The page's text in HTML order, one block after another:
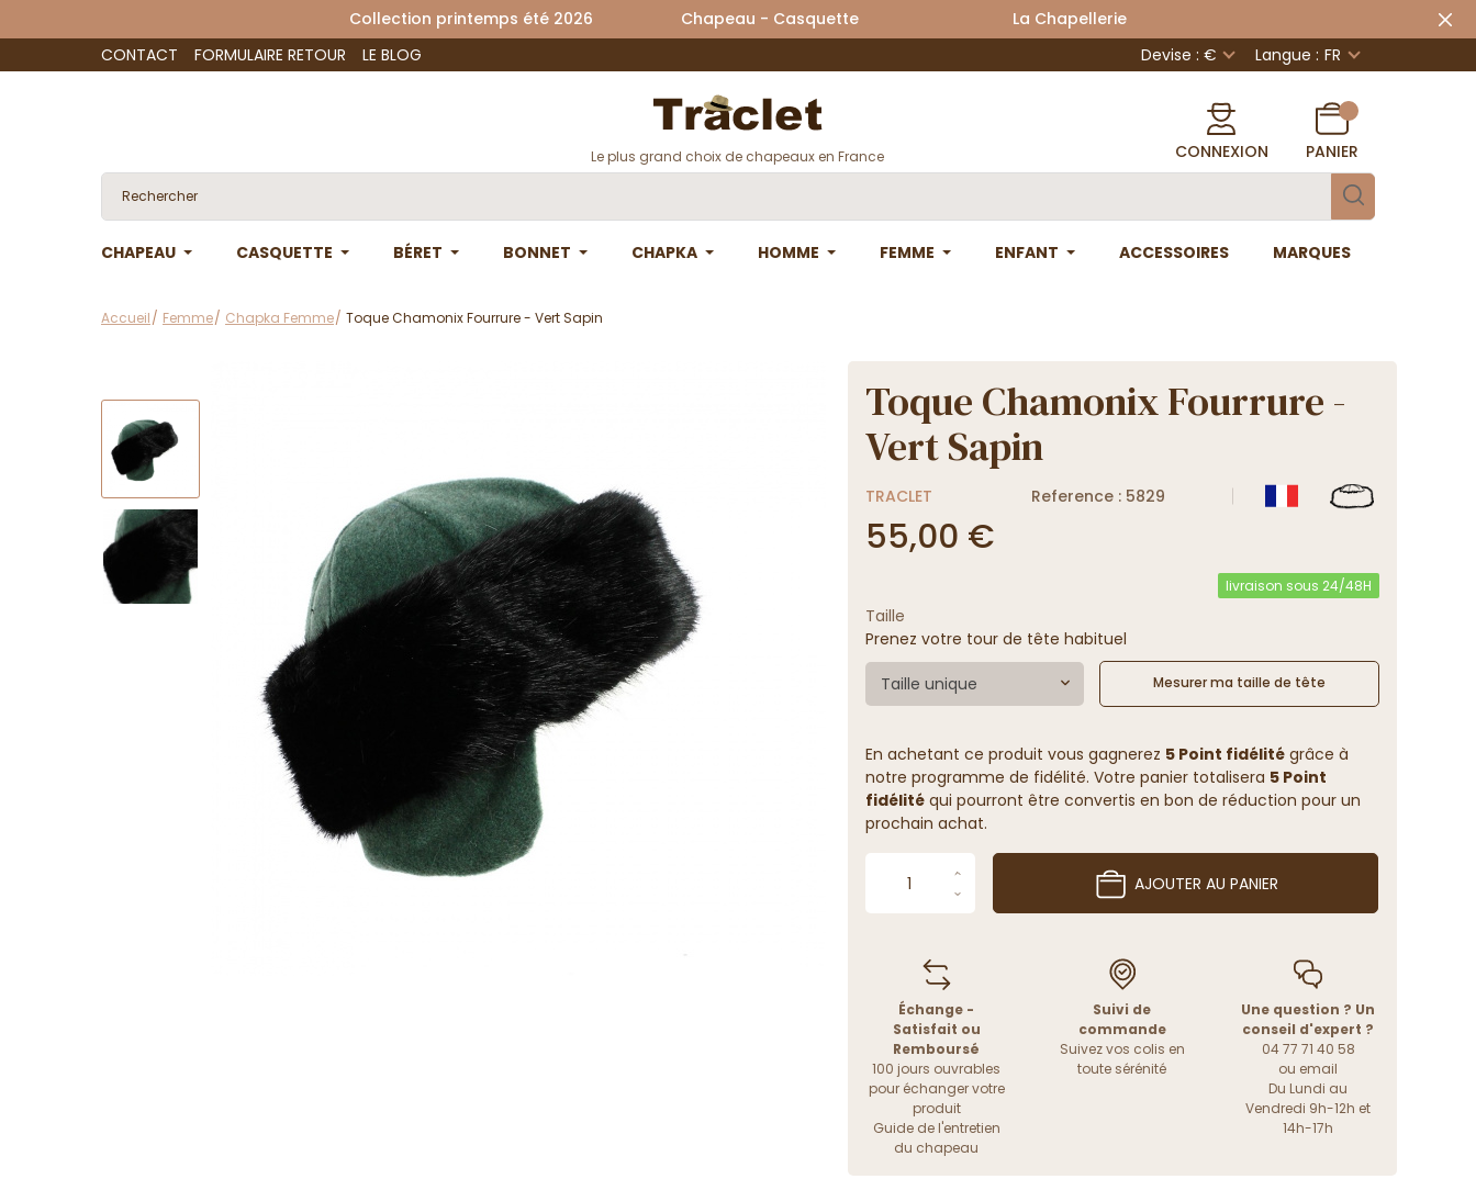
Collection printemps été 2026 Chapeau - Casquette La Chapellerie
CONTACT
FORMULAIRE RETOUR LE BLOG Devise : € Langue : FR
Le plus grand choix de chapeaux en France CONNEXION PANIER
CHAPEAU CASQUETTE BÉRET BONNET CHAPKA HOMME FEMME ENFANT ACCESSOIRES MARQUES
Accueil Femme Chapka Femme Toque Chamonix Fourrure - Vert Sapin
Toque Chamonix Fourrure -
Vert Sapin
TRACLET Reference : 5829
55,00 €
livraison sous 24/48H
Taille
Prenez votre tour de tête habituel
Taille unique Mesurer ma taille de tête
En achetant ce produit vous gagnerez 5 Point fidélitégrâce à
notre programme de fidélité. Votre panier totalisera 5 Point
fidélitéqui pourront être convertis en bon de réduction pour un
prochain achat.
AJOUTER AU PANIER
Échange -
Satisfait ou
Remboursé
100 jours ouvrables
pour échanger votre
produit
Guide de l'entretien
du chapeau
Suivi de
commande
Suivez vos colis en
toute sérénité
Une question ? Un
conseil d'expert ?
04 77 71 40 58
ou email
Du Lundi au
Vendredi 9h-12h et
14h-17h